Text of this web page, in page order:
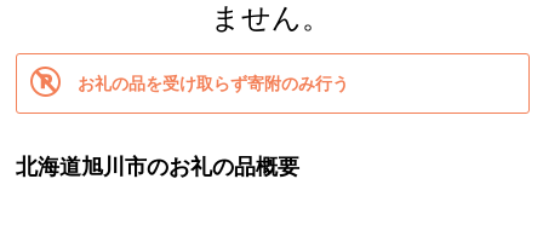
ません。
お礼の品を受け取らず寄附のみ行う
北海道旭川市のお礼の品概要